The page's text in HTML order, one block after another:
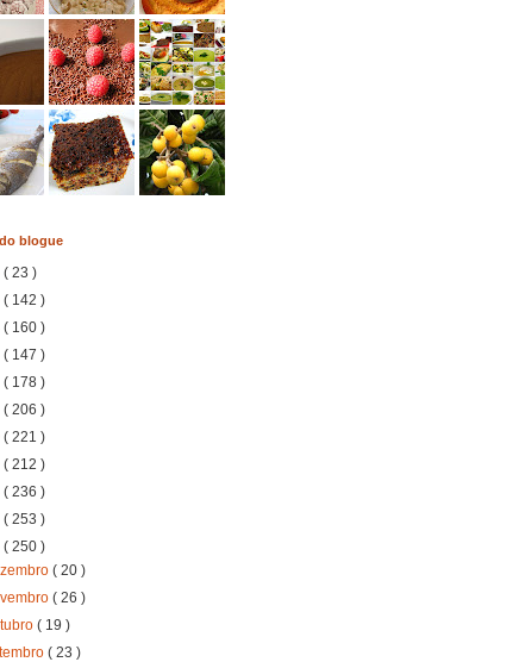
blogue
( 23 )
( 142 )
( 160 )
( 147 )
( 178 )
( 206 )
( 221 )
( 212 )
( 236 )
( 253 )
( 250 )
( 20 )
( 26 )
( 19 )
( 23 )